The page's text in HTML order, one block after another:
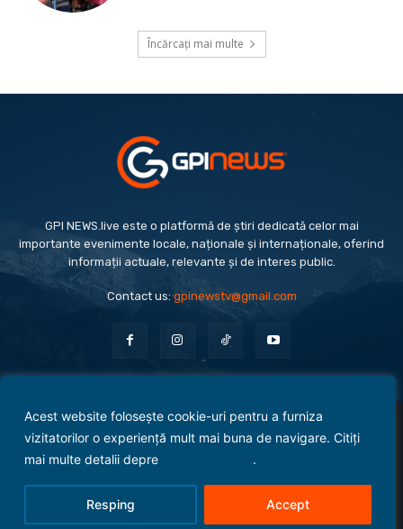
Acest website folosește cookie-uri pentru a furniza
vizitatorilor o experiență mult mai buna de navigare. Citiți
mai multe detalii depre
.
Resping Accept
Încărcați mai multe
GPI NEWS.live este o platformă de știri dedicată celor mai
importante evenimente locale, naționale și internaționale, oferind
informații actuale, relevante și de interes public.
Contact us:gpinewstv@gmail.com
Evenimente Politică Economie Social
Sport
Cultură
Antreprenoriat
Administrație Publică
© 2025 Copyright - GPI NEWS